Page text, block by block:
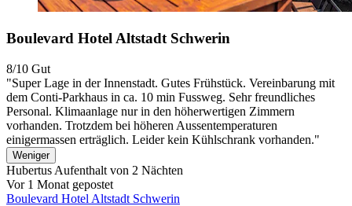
Boulevard Hotel Altstadt Schwerin
8/10 Gut
"Super Lage in der Innenstadt. Gutes Frühstück. Vereinbarung mit
dem Conti-Parkhaus in ca. 10 min Fussweg. Sehr freundliches
Personal. Klimaanlage nur in den höherwertigen Zimmern
vorhanden. Trotzdem bei höheren Aussentemperaturen
einigermassen erträglich. Leider kein Kühlschrank vorhanden."
Weniger
Hubertus Aufenthalt von 2 Nächten
Vor 1 Monat gepostet
Boulevard Hotel Altstadt Schwerin